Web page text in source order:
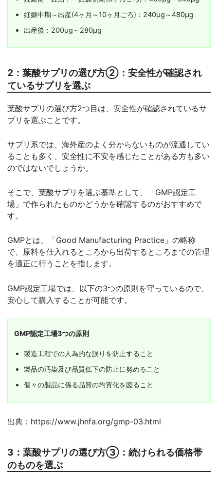
妊娠中期～出産(4ヶ月～10ヶ月ごろ)：240μg～480μg
出産後：200μg～280μg
2：葉酸サプリの選び方②：安全性が確認され
ているサプリを選ぶ
葉酸サプリの選び方2つ目は、安全性が確認されているサ
プリを選ぶことです。
サプリ系では、海外産のよく分からないものが流通してい
ることも多く、安全性に不安を感じたことがある方も多い
のではないでしょうか。
そこで、葉酸サプリを選ぶ基準として、「GMP認定工
場」で作られたものかどうかを確認するのがおすすめで
す。
GMPとは、「Good Manufacturing Practice」の略称
で、原料を仕入れるところから出荷するところまでの管理
を適正に行うことを指します。
GMP認定工場では、以下の3つの原則を守っているので、
安心して購入することが可能です。
GMP認定工場3つの原則
製造工程での人為的な誤りを防止すること
製品の汚染及び品質低下の防止に努めること
個々の製品に係る品質の均質化を図ること
出典：https://www.jhnfa.org/gmp-03.html
3：葉酸サプリの選び方③：続けられる価格帯
のものを選ぶ